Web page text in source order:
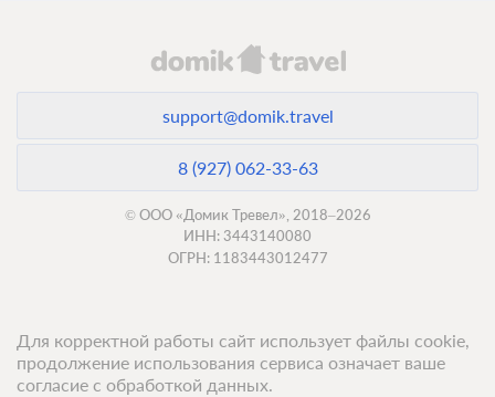
support@domik.travel
8 (927) 062-33-63
© ООО «Домик Тревел», 2018–2026
ИНН: 3443140080
ОГРН: 1183443012477
Для корректной работы сайт использует файлы cookie,
продолжение использования сервиса означает ваше
согласие с обработкой данных.